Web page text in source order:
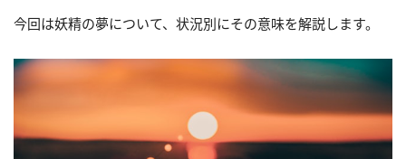
今回は妖精の夢について、状況別にその意味を解説します。